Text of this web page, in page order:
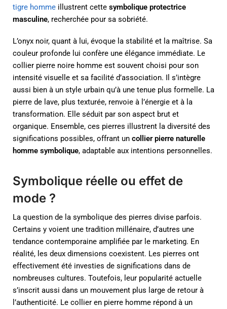
tigre homme illustrent cette symbolique protectrice
masculine, recherchée pour sa sobriété.
L’onyx noir, quant à lui, évoque la stabilité et la maîtrise. Sa
couleur profonde lui confère une élégance immédiate. Le
collier pierre noire homme est souvent choisi pour son
intensité visuelle et sa facilité d’association. Il s’intègre
aussi bien à un style urbain qu’à une tenue plus formelle. La
pierre de lave, plus texturée, renvoie à l’énergie et à la
transformation. Elle séduit par son aspect brut et
organique. Ensemble, ces pierres illustrent la diversité des
significations possibles, offrant un collier pierre naturelle
homme symbolique, adaptable aux intentions personnelles.
Symbolique réelle ou effet de
mode ?
La question de la symbolique des pierres divise parfois.
Certains y voient une tradition millénaire, d’autres une
tendance contemporaine amplifiée par le marketing. En
réalité, les deux dimensions coexistent. Les pierres ont
effectivement été investies de significations dans de
nombreuses cultures. Toutefois, leur popularité actuelle
s’inscrit aussi dans un mouvement plus large de retour à
l’authenticité. Le collier en pierre homme répond à un